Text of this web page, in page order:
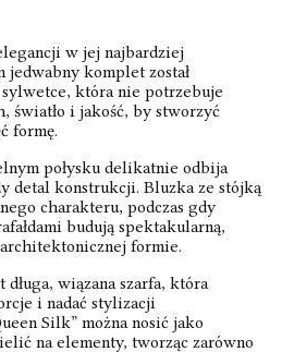
w jej najbardziej
komplet został
która nie potrzebuje
światło i jakość, by stworzyć
formę.
połysku delikatnie odbija
detal konstrukcji. Bluzka ze stójką
charakteru, podczas gdy
budują spektakularną,
formie.
wiązana szarfa, która
i nadać stylizacji
Silk” można nosić jako
na elementy, tworząc zarówno